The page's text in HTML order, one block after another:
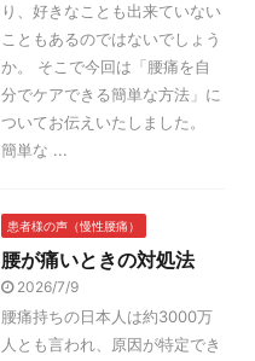
り、好きなことも出来ていない
こともあるのではないでしょう
か。 そこで今回は「腰痛を自
分でケアできる簡単な方法」に
ついてお伝えいたしました。
簡単な ...
患者様の声（慢性腰痛）
腰が痛いときの対処法
2026/7/9
腰痛持ちの日本人は約3000万
人とも言われ、原因が特定でき